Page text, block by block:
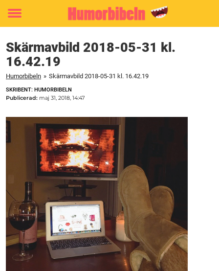
Toggle
Skärmavbild 2018-05-31 kl.
16.42.19
Humorbibeln » Skärmavbild 2018-05-31 kl. 16.42.19
SKRIBENT: HUMORBIBELN
Publicerad: maj 31, 2018, 14:47